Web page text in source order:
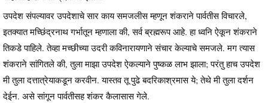
उपदेश संपल्यावर उपदेशाचे सार काय समजलीस म्हणून शंकराने पार्वतीस विचारले,
इतक्यात मच्छिंद्रनाथ गर्भातून म्हणाला की, सर्व ब्रह्मरूप आहे. हा ध्वनि ऐकून शंकराने
तिकडे पाहिले. तेव्हा मच्छीच्या उदरी कविनारायणाने संचार केल्याचे समजले. मग त्यास
शंकराने सांगितले की, तुला माझा उपदेश ऐकल्याने पुष्कळ लाभ झाला; परंतु हाच उपदेश
मी तुला दत्तात्रेयाकडून करवीन. यास्तव तू पुढे बदरिकाश्रमास ये; तेथे मी तुला दर्शन
देईन. असे सांगून पार्वतीसह शंकर कैलासास गेले.